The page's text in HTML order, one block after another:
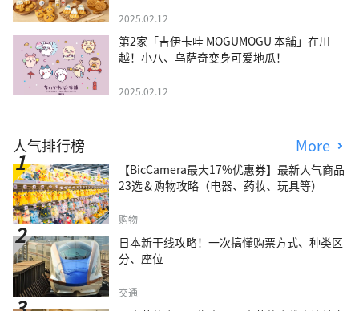
2025.02.12
第2家「吉伊卡哇 MOGUMOGU 本舖」在川
越！小八、乌萨奇变身可爱地瓜！
2025.02.12
人气排行榜 More
【BicCamera最大17%优惠券】最新人气商品
23选＆购物攻略（电器、药妆、玩具等）
购物
日本新干线攻略！一次搞懂购票方式、种类区
分、座位
交通